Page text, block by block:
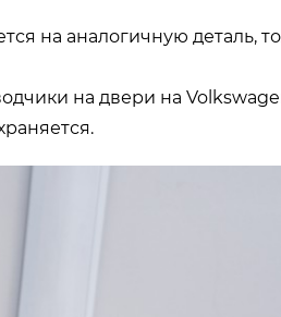
на аналогичную деталь,
на двери на